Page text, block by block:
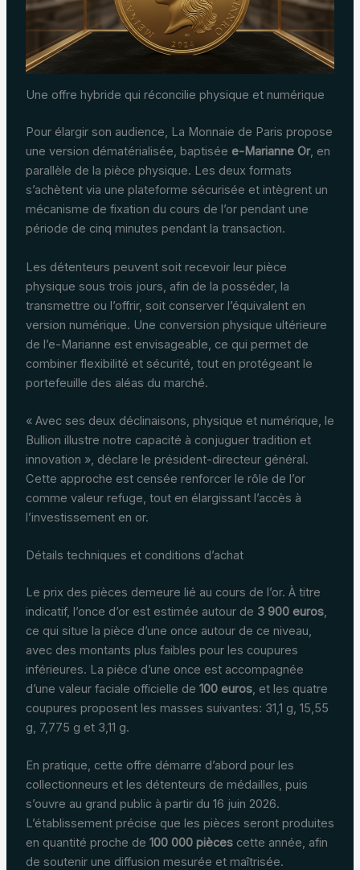
Une offre hybride qui réconcilie physique et numérique
Pour élargir son audience, La Monnaie de Paris propose
une version dématérialisée, baptisée e-Marianne Or, en
parallèle de la pièce physique. Les deux formats
s’achètent via une plateforme sécurisée et intègrent un
mécanisme de fixation du cours de l’or pendant une
période de cinq minutes pendant la transaction.
Les détenteurs peuvent soit recevoir leur pièce
physique sous trois jours, afin de la posséder, la
transmettre ou l’offrir, soit conserver l’équivalent en
version numérique. Une conversion physique ultérieure
de l’e-Marianne est envisageable, ce qui permet de
combiner flexibilité et sécurité, tout en protégeant le
portefeuille des aléas du marché.
« Avec ses deux déclinaisons, physique et numérique, le
Bullion illustre notre capacité à conjuguer tradition et
innovation », déclare le président-directeur général.
Cette approche est censée renforcer le rôle de l’or
comme valeur refuge, tout en élargissant l’accès à
l’investissement en or.
Détails techniques et conditions d’achat
Le prix des pièces demeure lié au cours de l’or. À titre
indicatif, l’once d’or est estimée autour de 3 900 euros,
ce qui situe la pièce d’une once autour de ce niveau,
avec des montants plus faibles pour les coupures
inférieures. La pièce d’une once est accompagnée
d’une valeur faciale officielle de 100 euros, et les quatre
coupures proposent les masses suivantes: 31,1 g, 15,55
g, 7,775 g et 3,11 g.
En pratique, cette offre démarre d’abord pour les
collectionneurs et les détenteurs de médailles, puis
s’ouvre au grand public à partir du 16 juin 2026.
L’établissement précise que les pièces seront produites
en quantité proche de 100 000 piècescette année, afin
de soutenir une diffusion mesurée et maîtrisée.